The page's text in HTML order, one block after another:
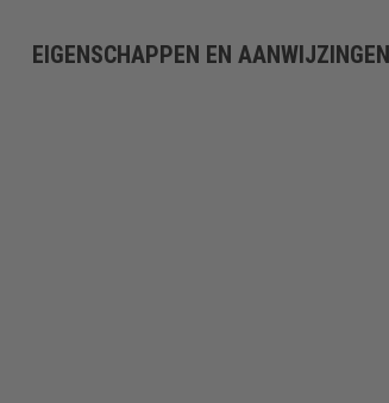
EIGENSCHAPPEN EN AANWIJZINGEN